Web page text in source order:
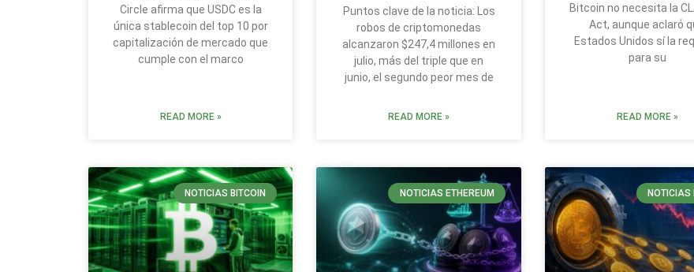
Circle afirma que USDC es la
única stablecoin del top 10 por
capitalización de mercado que
cumple con el marco
READ MORE »
Puntos clave de la noticia: Los
robos de criptomonedas
alcanzaron $247,4 millones en
julio, más del triple que en
junio, el segundo peor mes de
READ MORE »
Bitcoin no necesita la
Act, aunque aclaró
Estados Unidos sí la
para su
READ MORE »
NOTICIAS BITCOIN NOTICIAS ETHEREUM NOTICIAS